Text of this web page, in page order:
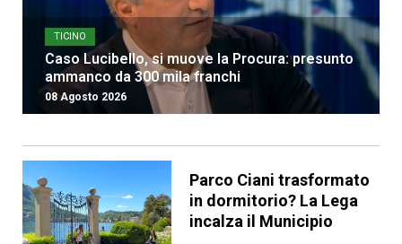
TICINO
Caso Lucibello, si muove la Procura: presunto
ammanco da 300 mila franchi
08 Agosto 2026
Parco Ciani trasformato
in dormitorio? La Lega
incalza il Municipio